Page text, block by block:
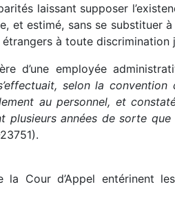
laissant supposer
et estimé, sans se substituer
étrangers à toute
d’une employée
selon la
au personnel, et
plusieurs années de sorte
la Cour d’Appel entérinent